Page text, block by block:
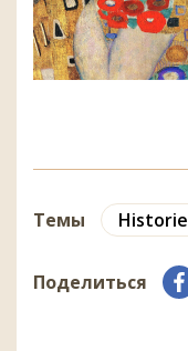
Темы Historie
Поделиться